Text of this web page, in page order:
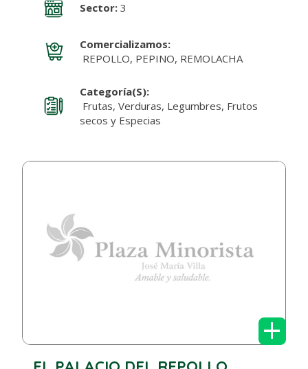
Sector:3
Comercializamos:
REPOLLO, PEPINO, REMOLACHA
Categoría(s):
Frutas, Verduras, Legumbres, Frutos
secos y Especias
+